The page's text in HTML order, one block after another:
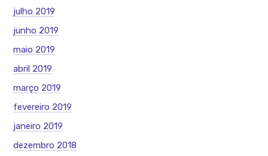
julho 2019
junho 2019
maio 2019
abril 2019
março 2019
fevereiro 2019
janeiro 2019
dezembro 2018